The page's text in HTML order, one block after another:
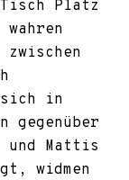
Platz
sich in
und Mattis
widmen